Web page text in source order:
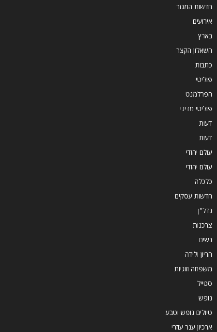
חדשות המגזר
אירועים
בארץ
השאלון הקצר
כתבות
פוליטי
הפרלמנט
פוליטי מדיני
דעות
דעות
עולם יהודי
עולם יהודי
כלכלה
חדשות עסקים
נדל''ן
צרכנות
נשים
הריון ולידה
משפחה וזוגיות
סטייל
נופש
טיולים נופש וטבע
ארכיון ענר עוזרי